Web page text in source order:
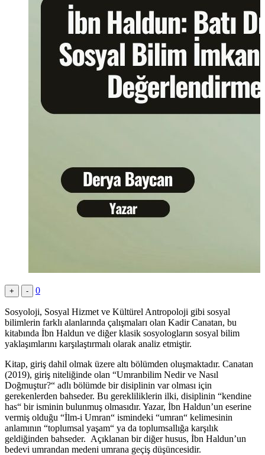
+ - 0
Sosyoloji, Sosyal Hizmet ve Kültürel Antropoloji gibi sosyal
bilimlerin farklı alanlarında çalışmaları olan Kadir Canatan, bu
kitabında İbn Haldun ve diğer klasik sosyologların sosyal bilim
yaklaşımlarını karşılaştırmalı olarak analiz etmiştir.
Kitap, giriş dahil olmak üzere altı bölümden oluşmaktadır. Canatan
(2019), giriş niteliğinde olan “Umranbilim Nedir ve Nasıl
Doğmuştur?“ adlı bölümde bir disiplinin var olması için
gerekenlerden bahseder. Bu gerekliliklerin ilki, disiplinin “kendine
has“ bir isminin bulunmuş olmasıdır. Yazar, İbn Haldun’un eserine
vermiş olduğu “İlm-i Umran“ ismindeki “umran“ kelimesinin
anlamının “toplumsal yaşam“ ya da toplumsallığa karşılık
geldiğinden bahseder. Açıklanan bir diğer husus, İbn Haldun’un
bedevi umrandan medeni umrana geçiş düşüncesidir.